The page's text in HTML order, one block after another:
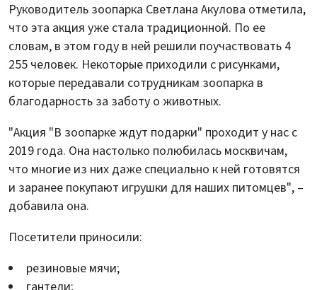
Руководитель зоопарка Светлана Акулова отметила,
что эта акция уже стала традиционной. По ее
словам, в этом году в ней решили поучаствовать 4
255 человек. Некоторые приходили с рисунками,
которые передавали сотрудникам зоопарка в
благодарность за заботу о животных.
"Акция "В зоопарке ждут подарки" проходит у нас с
2019 года. Она настолько полюбилась москвичам,
что многие из них даже специально к ней готовятся
и заранее покупают игрушки для наших питомцев", –
добавила она.
Посетители приносили:
резиновые мячи;